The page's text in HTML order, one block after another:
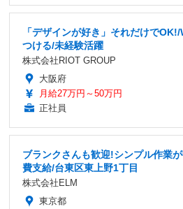
「デザインが好き」それだけで
つける/未経験活躍
株式会社RIOT GROUP
大阪府
月給27万円～50万円
正社員
ブランクさんも歓迎!シンプル作業
費支給/台東区東上野1丁目
株式会社ELM
東京都